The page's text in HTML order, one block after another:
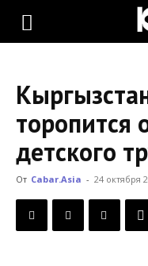
KLOOP.KG
Новости
Кыргызстана
торопится
детского
От Cabar.Asia - 24 октября